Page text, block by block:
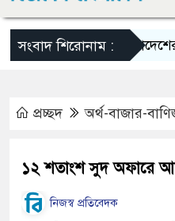
সংবাদ শিরোনাম :বাংলাদেশের ওপর
প্রচ্ছদ অর্থ-বাজার-
১২ শতাংশ সুদ অফারে
নিজস্ব প্রতিবেদক